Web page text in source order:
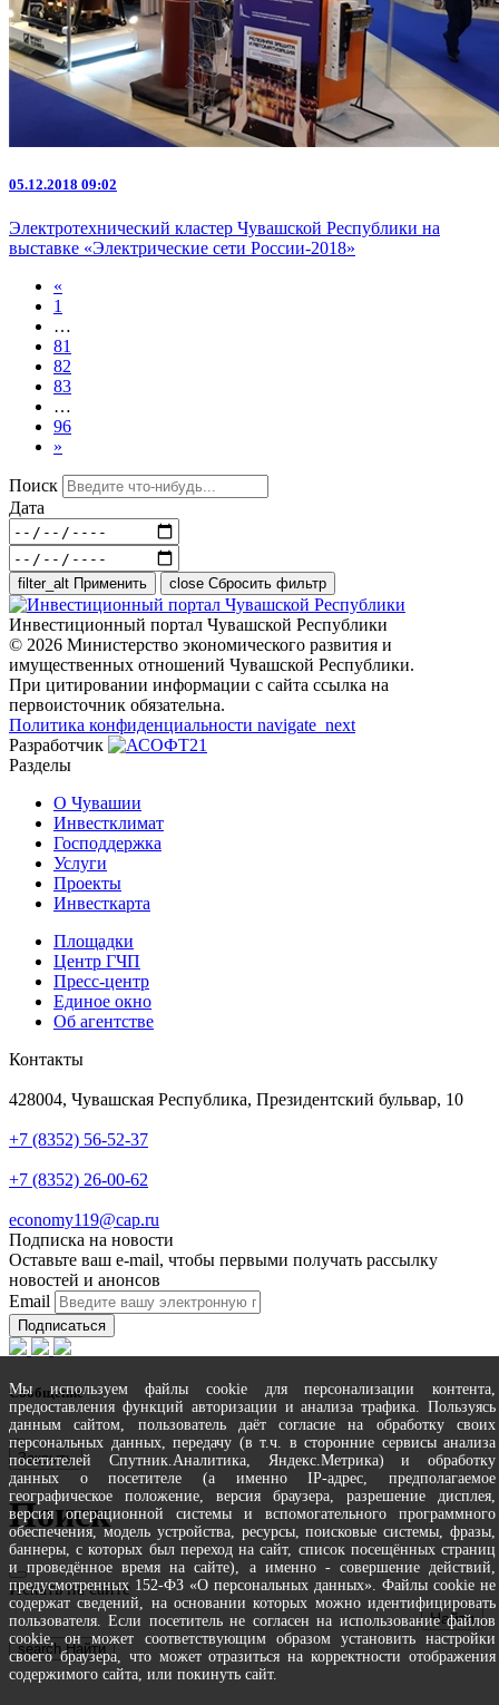
05.12.2018 09:02
Электротехнический кластер Чувашской Республики на
выставке «Электрические сети России-2018»
«
1
…
81
82
83
…
96
»
Поиск
Дата
filter_alt Применить close Сбросить фильтр
Инвестиционный портал Чувашской Республики
© 2026 Министерство экономического развития и
имущественных отношений Чувашской Республики.
При цитировании информации с сайта ссылка на
первоисточник обязательна.
Политика конфиденциальности navigate_next
Разработчик
Разделы
О Чувашии
Инвестклимат
Господдержка
Услуги
Проекты
Инвесткарта
Площадки
Центр ГЧП
Пресс-центр
Единое окно
Об агентстве
Контакты
428004, Чувашская Республика, Президентский бульвар, 10
+7 (8352) 56-52-37
+7 (8352) 26-00-62
economy119@cap.ru
Подписка на новости
Оставьте ваш e-mail, чтобы первыми получать рассылку
новостей и анонсов
Email
Подписаться
Сообщение
Закрыть
Поиск
Искать на сайте
search Найти
Мы используем файлы cookie для персонализации контента,
предоставления функций авторизации и анализа трафика. Пользуясь
данным сайтом, пользователь даёт согласие на обработку своих
персональных данных, передачу (в т.ч. в сторонние сервисы анализа
посетителей Спутник.Аналитика, Яндекс.Метрика) и обработку
данных о посетителе (а именно IP-адрес, предполагаемое
географическое положение, версия браузера, разрешение дисплея,
версия операционной системы и вспомогательного программного
обеспечения, модель устройства, ресурсы, поисковые системы, фразы,
баннеры, с которых был переход на сайт, список посещённых страниц
и проведённое время на сайте), а именно - совершение действий,
предусмотренных 152-ФЗ «О персональных данных». Файлы cookie не
содержат сведений, на основании которых можно идентифицировать
пользователя. Если посетитель не согласен на использование файлов
cookie, он может соответствующим образом установить настройки
своего браузера, что может отразиться на корректности отображения
содержимого сайта, или покинуть сайт.